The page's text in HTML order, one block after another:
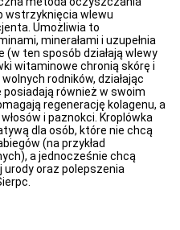
wstrzyknięcia wlewu
Umożliwia to
minerałami i uzupełnia
ten sposób działają wlewy
witaminowe chronią skórę i
rodników, działając
również w swoim
regenerację kolagenu, a
i paznokci. Kroplówka
dla osób, które nie chcą
(na przykład
a jednocześnie chcą
oraz polepszenia